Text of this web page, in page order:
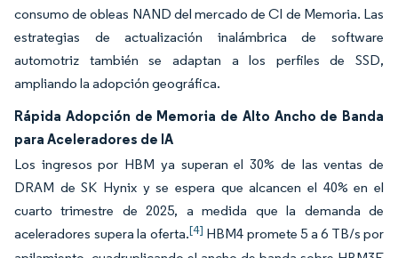
consumo de obleas NAND del mercado de CI de Memoria. Las
estrategias de actualización inalámbrica de software
automotriz también se adaptan a los perfiles de SSD,
ampliando la adopción geográfica.
Rápida Adopción de Memoria de Alto Ancho de Banda
para Aceleradores de IA
Los ingresos por HBM ya superan el 30% de las ventas de
DRAM de SK Hynix y se espera que alcancen el 40% en el
cuarto trimestre de 2025, a medida que la demanda de
aceleradores supera la oferta.[4] HBM4 promete 5 a 6 TB/s por